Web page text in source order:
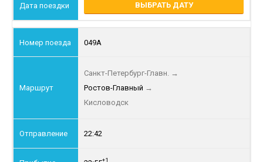
ВЫБРАТЬ ДАТУ
049А
Санкт-Петербург-Главн. →
Ростов-Главный →
Кисловодск
22:42
+1